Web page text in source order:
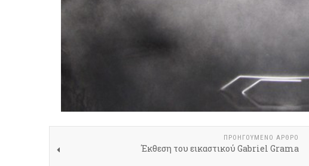
ΠΡΟΗΓΟΎΜΕΝΟ ΆΡΘΡΟ
Έκθεση του εικαστικού Gabriel Grama